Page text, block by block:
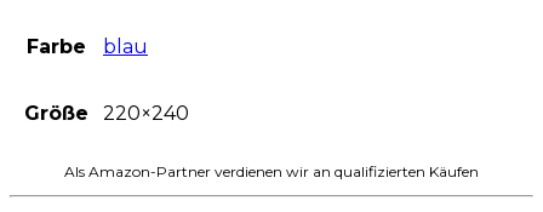
Farbe blau
Größe 220×240
Als Amazon-Partner verdienen wir an qualifizierten Käufen